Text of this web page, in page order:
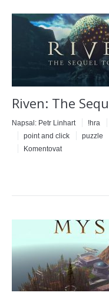
Riven: The
Napsal: Petr Linhart !hra
point and click
puzzle
Komentovat